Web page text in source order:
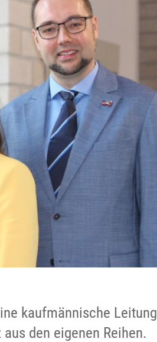
kaufmännische Leitung
den eigenen Reihen.